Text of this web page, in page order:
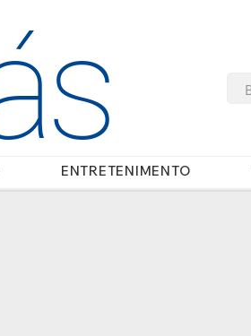
ENTRETENIMENTO